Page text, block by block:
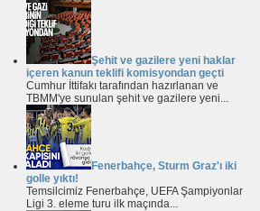
Şehit ve gazilere yeni haklar
içeren kanun teklifi komisyondan geçti
Cumhur İttifakı tarafından hazırlanan ve
TBMM'ye sunulan şehit ve gazilere yeni...
Fenerbahçe, Sturm Graz'ı iki
golle yıktı!
Temsilcimiz Fenerbahçe, UEFA Şampiyonlar
Ligi 3. eleme turu ilk maçında...